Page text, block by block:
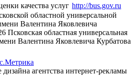
http://bus.gov.ru
областной универсальной
Валентина Яковлевича
Псковская областная универсальная
Валентина Яковлевича Курбатова
агентства интернет-рекламы